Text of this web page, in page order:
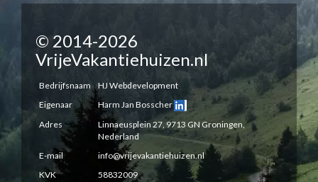
© 2014-2026
VrijeVakantiehuizen.nl
Bedrijfsnaam
HJ Webdevelopment
Eigenaar
Harm Jan Bosscher
Adres
Linnaeusplein 27, 9713 GN Groningen,
Nederland
E-mail
info@vrijevakantiehuizen.nl
KVK
58832009